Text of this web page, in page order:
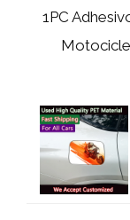
1PC